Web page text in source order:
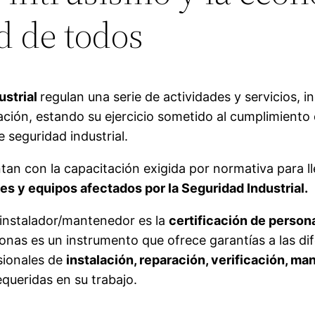
de todos
regulan una serie de actividades y servicios,
estando su ejercicio sometido al
seguridad industrial.
con la capacitación exigida por normativa para
y equipos afectados por la Seguridad Industrial.
mantenedor es lacertificación de
es un instrumento que ofrece garantías a las
de instalación, reparación, verificación,
en su trabajo.